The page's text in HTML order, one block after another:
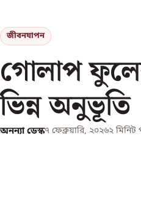
জীবনযাপন
গোলাপ
ভিন্ন অনুভূতি
অনন্যা ডেস্ক৭ ফেব্রুয়ারি, ২০২৬২ মিনিট